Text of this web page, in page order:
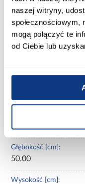
naszej witryny,
społecznościowym,
mogą połączyć te
od Ciebie lub
SzafaMarbella I 200
poszukujących
stylu, z matowym
Informacje
Głębokość [cm]:
50.00
Wysokość [cm]: